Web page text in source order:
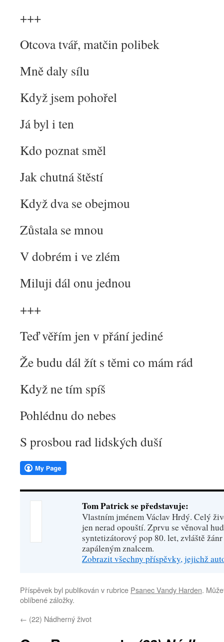
+++
Otcova tvář, matčin polibek
Mně daly sílu
Když jsem pohořel
Já byl i ten
Kdo poznat směl
Jak chutná štěstí
Když dva se obejmou
Zůstala se mnou
V dobrém i ve zlém
Miluji dál onu jednou
+++
Teď věřím jen v přání jediné
Že budu dál žít s těmi co mám rád
Když ne tím spíš
Pohlédnu do nebes
S prosbou rad lidských duší
Tom Patrick se představuje:
Vlastním jménem Václav Hrdý. Celý
jen nerad opouští. Zprvu se věnoval
syntetizátorový pop 80. let, zvláště
zapáleným znalcem.
Zobrazit všechny příspěvky, jejichž
Příspěvek byl publikován v rubrice Psanec Vandy Harden.
oblíbené záložky.
← (22) Nádherný život